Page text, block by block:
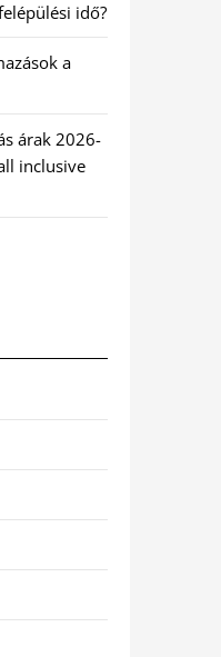
idő?
a
árak 2026-
inclusive